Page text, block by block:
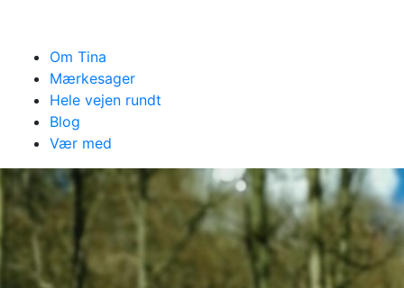
Om Tina
Mærkesager
Hele vejen rundt
Blog
Vær med